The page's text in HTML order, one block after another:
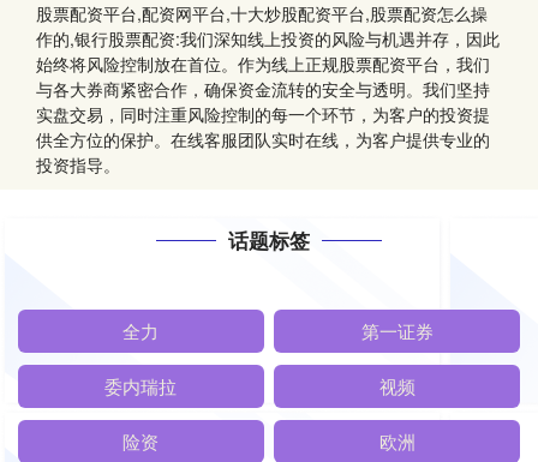
股票配资平台,配资网平台,十大炒股配资平台,股票配资怎么操
作的,银行股票配资:我们深知线上投资的风险与机遇并存，因此
始终将风险控制放在首位。作为线上正规股票配资平台，我们
与各大券商紧密合作，确保资金流转的安全与透明。我们坚持
实盘交易，同时注重风险控制的每一个环节，为客户的投资提
供全方位的保护。在线客服团队实时在线，为客户提供专业的
投资指导。
话题标签
全力 第一证券
委内瑞拉 视频
险资 欧洲